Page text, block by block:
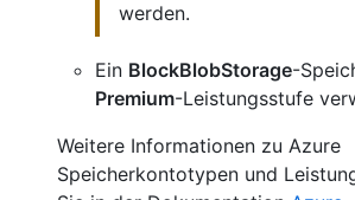
werden.
Ein BlockBlobStorage-
Premium-Leistungsstufe
Weitere Informationen zu Azure
Speicherkontotypen und